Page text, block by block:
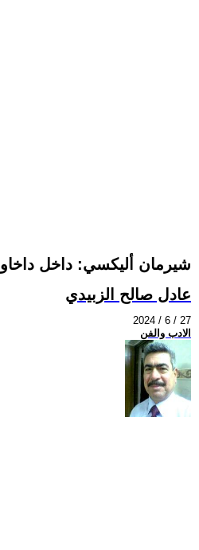
شيرمان أليكسي: داخل داخاو
عادل صالح الزبيدي
2024 / 6 / 27
الادب والفن